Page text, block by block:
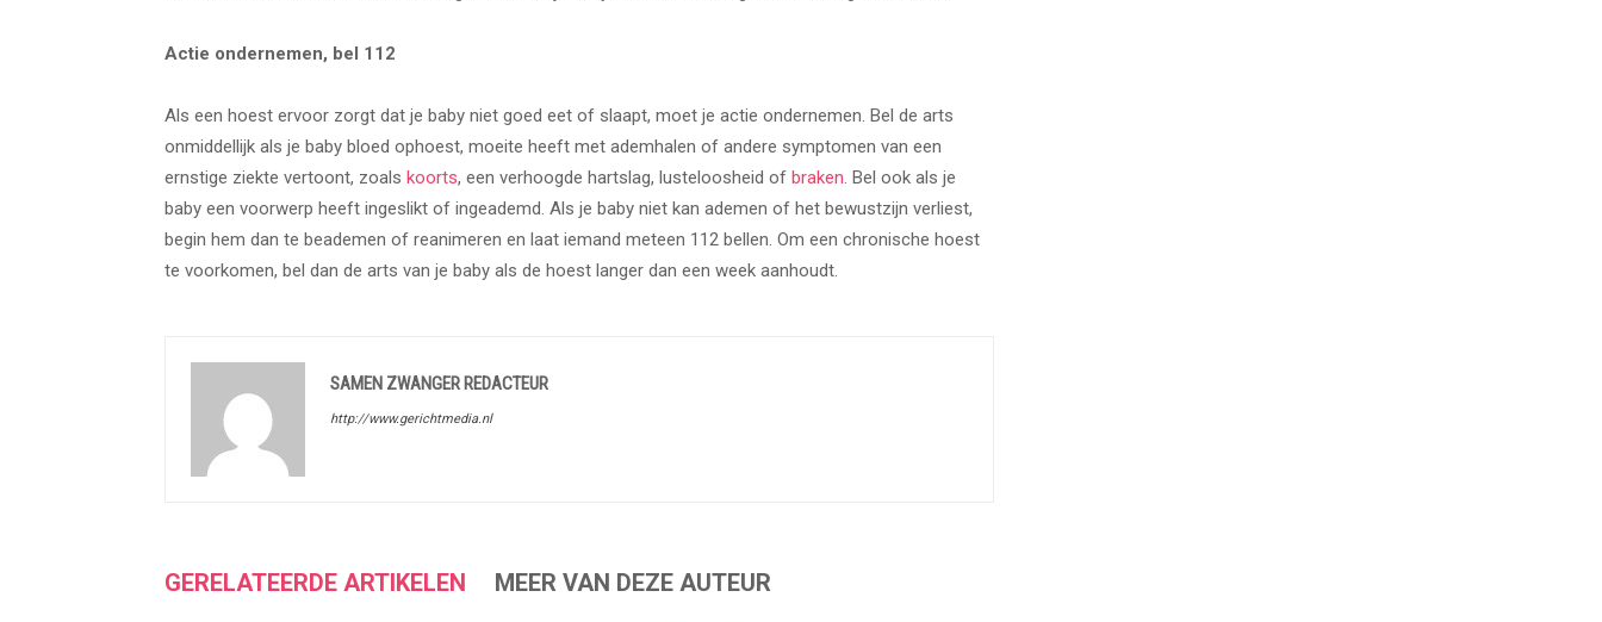
Actie ondernemen, bel 112
Als een hoest ervoor zorgt dat je baby niet goed eet of slaapt, moet je actie ondernemen. Bel de arts
onmiddellijk als je baby bloed ophoest, moeite heeft met ademhalen of andere symptomen van een
ernstige ziekte vertoont, zoals koorts, een verhoogde hartslag, lusteloosheid of braken. Bel ook als je
baby een voorwerp heeft ingeslikt of ingeademd. Als je baby niet kan ademen of het bewustzijn verliest,
begin hem dan te beademen of reanimeren en laat iemand meteen 112 bellen. Om een chronische hoest
te voorkomen, bel dan de arts van je baby als de hoest langer dan een week aanhoudt.
SAMEN ZWANGER REDACTEUR
http://www.gerichtmedia.nl
GERELATEERDE ARTIKELEN MEER VAN DEZE AUTEUR